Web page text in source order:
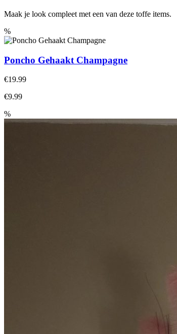
Maak je look compleet met een van deze toffe items.
%
Poncho Gehaakt Champagne
€19.99
€9.99
%